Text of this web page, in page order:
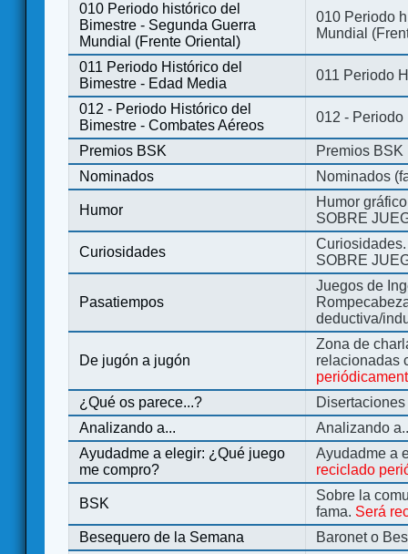
010 Periodo histórico del
Bimestre - Segunda Guerra
Mundial (Frente Oriental)
010 Periodo
Mundial
011 Periodo Histórico del
Bimestre - Edad Media
011 Periodo
012 - Periodo Histórico del
Bimestre - Combates Aéreos
012 - Periodo
Premios BSK
Premios BSK
Nominados
Nominados
Humor
Humor
SOBRE
Curiosidades
SOBRE
Pasatiempos
Juegos de
deductiva/
De jugón a jugón
Zona de
relacionadas
¿Qué os parece...?
Analizando a...
Analizando
Ayudadme a elegir: ¿Qué juego
me compro?
Ayudadme a
reciclado
BSK
Sobre la
fama. Será
Besequero de la Semana
Baronet o